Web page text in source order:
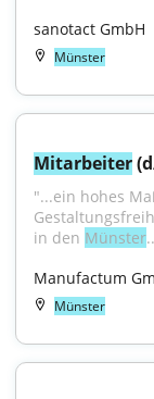
sanotact GmbH
Münster
Mitarbeiter
"...ein hohes
in den Münster
Manufactum
Münster